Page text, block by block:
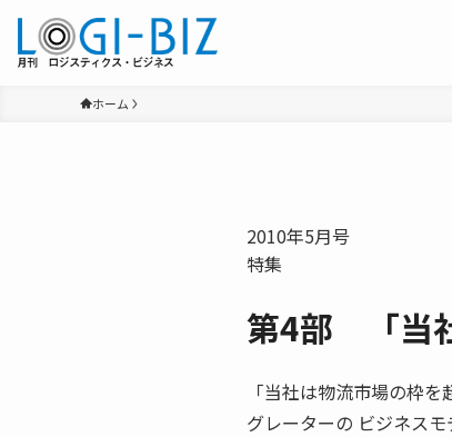
ホーム
2010年5月号
特集
第4部 「当
「当社は物流市場の枠
グレーターの ビジネスモ